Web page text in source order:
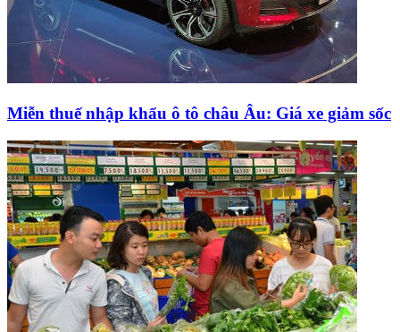
Miễn thuế nhập khẩu ô tô châu Âu: Giá xe giảm sốc